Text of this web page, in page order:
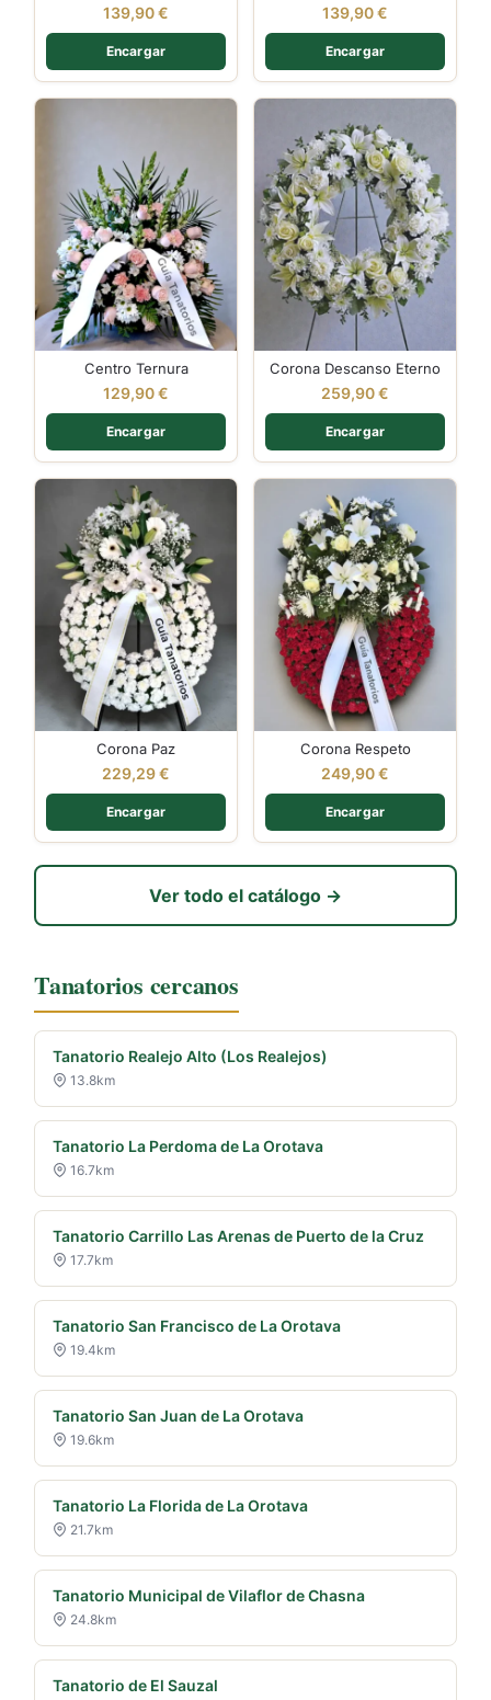
139,90€
Encargar
139,90€
Encargar
Centro Ternura
129,90€
Encargar
Corona Descanso Eterno
259,90€
Encargar
Corona Paz
229,29€
Encargar
Corona Respeto
249,90€
Encargar
Ver todo el catálogo →
Tanatorios cercanos
Tanatorio Realejo Alto (Los Realejos)
13.8km
Tanatorio La Perdoma de La Orotava
16.7km
Tanatorio Carrillo Las Arenas de Puerto de la Cruz
17.7km
Tanatorio San Francisco de La Orotava
19.4km
Tanatorio San Juan de La Orotava
19.6km
Tanatorio La Florida de La Orotava
21.7km
Tanatorio Municipal de Vilaflor de Chasna
24.8km
Tanatorio de El Sauzal